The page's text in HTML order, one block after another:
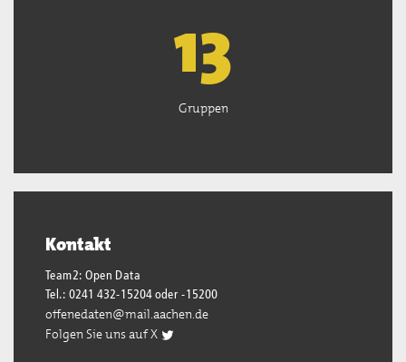
13
Gruppen
Kontakt
Team2: Open Data
Tel.: 0241 432-15204 oder -15200
offenedaten@mail.aachen.de
Folgen Sie uns auf X